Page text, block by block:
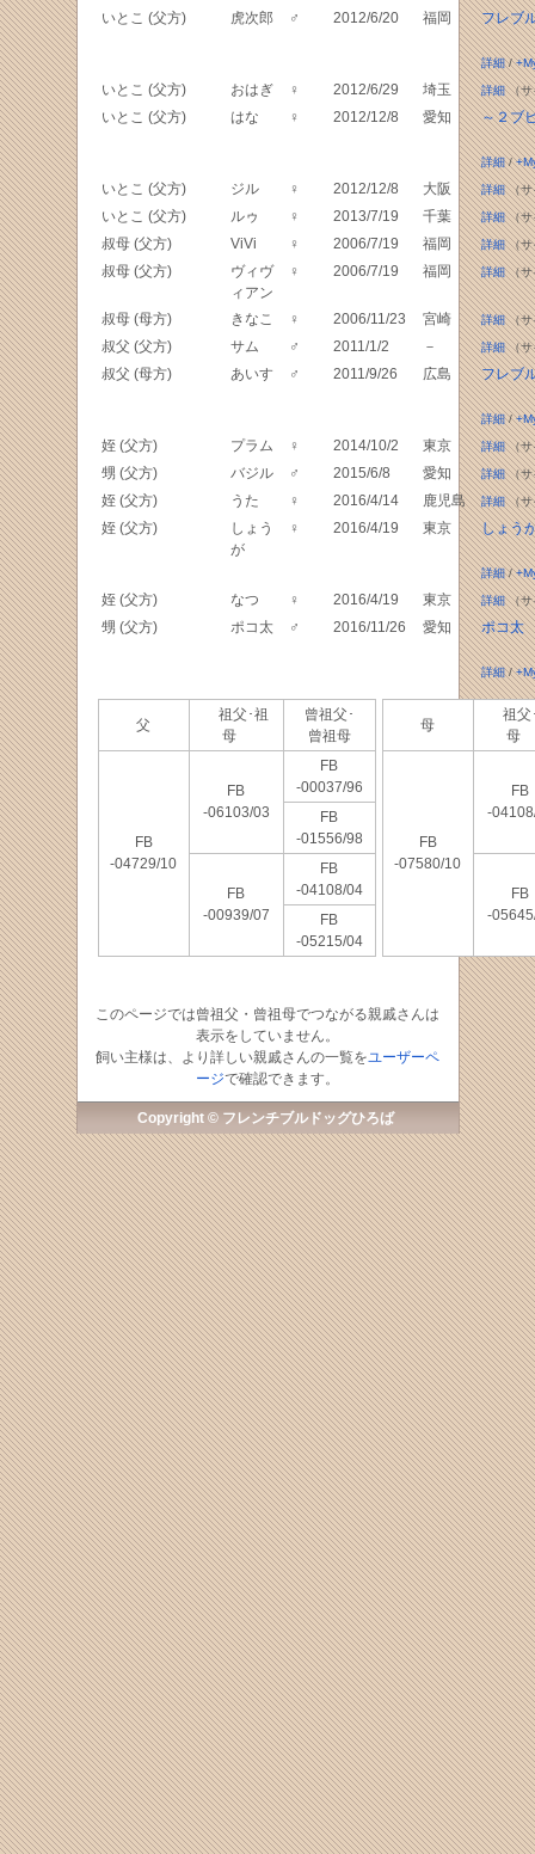
いとこ (父方) 虎次郎 ♂ 2012/6/20 福岡 フレブ
詳細/
いとこ (父方) おはぎ ♀ 2012/6/29 埼玉 詳細（サ
いとこ (父方) はな ♀ 2012/12/8 愛知 ～２ブ
詳細/
いとこ (父方) ジル ♀ 2012/12/8 大阪 詳細（サ
いとこ (父方) ルゥ ♀ 2013/7/19 千葉 詳細（サ
叔母 (父方) ViVi ♀ 2006/7/19 福岡 詳細（サ
叔母 (父方)
ヴィヴ
ィアン
♀ 2006/7/19 福岡 詳細（サ
叔母 (母方) きなこ ♀ 2006/11/23 宮崎 詳細（サ
叔父 (父方) サム ♂ 2011/1/2 － 詳細（サ
叔父 (母方) あいす ♂ 2011/9/26 広島 フレブ
詳細/
姪 (父方) プラム ♀ 2014/10/2 東京 詳細（サ
甥 (父方) バジル ♂ 2015/6/8 愛知 詳細（サ
姪 (父方) うた ♀ 2016/4/14 鹿児島 詳細（サ
姪 (父方)
しょう
が
♀ 2016/4/19 東京 しょう
詳細/
姪 (父方) なつ ♀ 2016/4/19 東京 詳細（サ
甥 (父方) ポコ太 ♂ 2016/11/26 愛知 ポコ太
詳細/
父
祖父･祖
母
曾祖父･
曾祖母
FB
-04729/10
FB
-06103/03
FB
-00037/96
FB
-01556/98
FB
-00939/07
FB
-04108/04
FB
-05215/04
母
祖父
母
FB
-07580/10
FB
-
FB
-
このページでは曾祖父・曾祖母でつながる親戚さんは
表示をしていません。
飼い主様は、より詳しい親戚さんの一覧をユーザーペ
ージで確認できます。
Copyright © フレンチブルドッグひろば